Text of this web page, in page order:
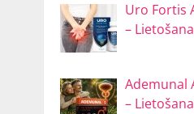
Uro Fortis
–
Ademunal
–